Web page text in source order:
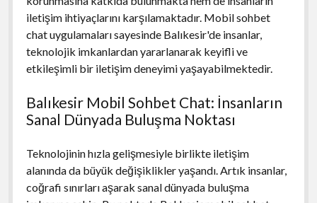
iletişim ihtiyaçlarını karşılamaktadır. Mobil sohbet
chat uygulamaları sayesinde Balıkesir'de insanlar,
teknolojik imkanlardan yararlanarak keyifli ve
etkileşimli bir iletişim deneyimi yaşayabilmektedir.
Balıkesir Mobil Sohbet Chat: İnsanların
Sanal Dünyada Buluşma Noktası
Teknolojinin hızla gelişmesiyle birlikte iletişim
alanında da büyük değişiklikler yaşandı. Artık insanlar,
coğrafi sınırları aşarak sanal dünyada buluşma